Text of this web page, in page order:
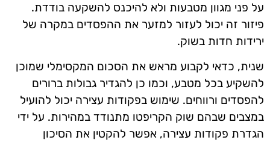
על פני מגוון מטבעות ולא להיכנס להשקעה בודדת.
פיזור זה יכול לעזור למזער את ההפסדים במקרה של
ירידות חדות בשוק.
שנית, כדאי לקבוע מראש את הסכום המקסימלי שמוכן
להשקיע בכל מטבע, וכמו כן להגדיר גבולות ברורים
להפסדים ורווחים. שימוש בפקודות עצירה יכול להועיל
במצבים שבהם שוק הקריפטו מתנודד במהירות. על ידי
הגדרת פקודות עצירה, אפשר להקטין את הסיכון